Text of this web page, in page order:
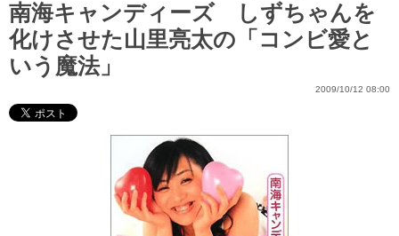
南海キャンディーズ しずちゃんを
化けさせた山里亮太の「コンビ愛と
いう魔法」
2009/10/12 08:00